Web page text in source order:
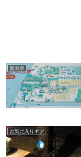
新潟県
お気に入りギア